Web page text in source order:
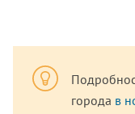
города в